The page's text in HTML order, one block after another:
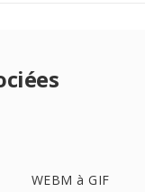
WEBM à GIF